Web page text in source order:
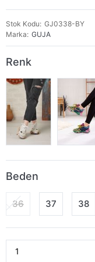
Stok Kodu GJ0338-BY
Marka GUJA
Renk
Beden
36 37 38